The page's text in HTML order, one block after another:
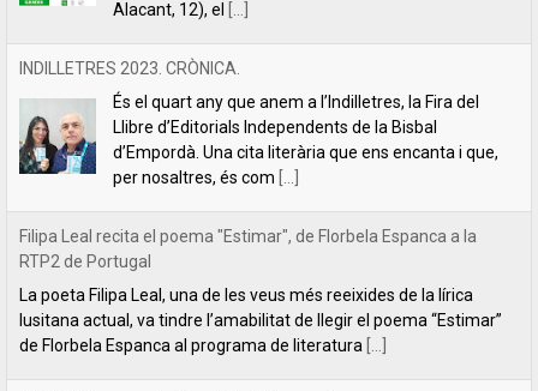
Filipa Leal recita el poema "Estimar", de Florbela Espanca a la
RTP2 de Portugal
La poeta Filipa Leal, una de les veus més reeixides de la lírica
lusitana actual, va tindre l’amabilitat de llegir el poema “Estimar”
de Florbela Espanca al programa de literatura[...]
Florbela Espanca, la diva de les lletres portugueses
L’editorial Lletra Impresa acaba de publicar en català
la primera obra íntegra de poesia de Florbela
Espanca. Es tracta de Bruc en flor (Charneca em flor,
en portuguès), considerat el[...]
Tabernacle, de Carles Mulet